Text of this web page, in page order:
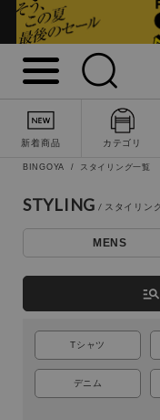
新着商品 カテゴリ
BINGOYA スタイリング一覧
STYLING
MENS
manage_search
Tシャツ
デニム